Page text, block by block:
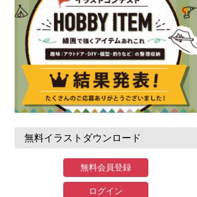
無料イラストダウンロード
無料会員登録
ログイン